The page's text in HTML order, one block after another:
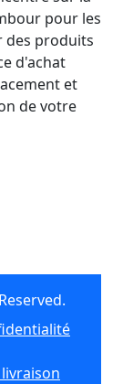
pour les
des produits
d'achat
et
de votre